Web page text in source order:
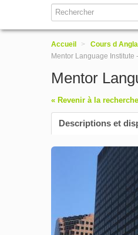
Accueil > Cours d
Mentor Language Institute
Mentor
« Revenir à la recherche
Descriptions et